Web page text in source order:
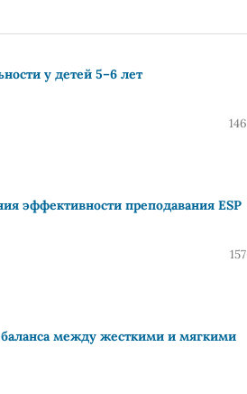
у детей 5–6 лет
эффективности преподавания ESP
между жесткими и мягкими